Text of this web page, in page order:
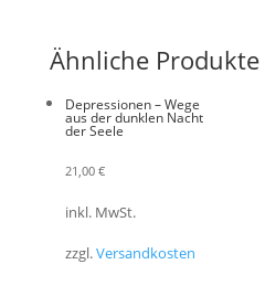
Ähnliche Produkte
Depressionen – Wege
aus der dunklen Nacht
der Seele
21,00 €
inkl. MwSt.
zzgl.Versandkosten